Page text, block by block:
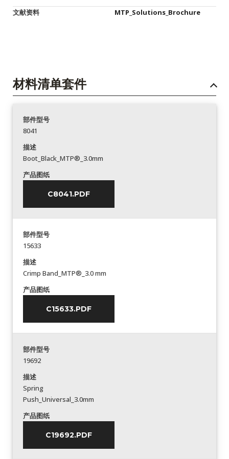
文献资料 MTP_Solutions_Brochure
材料清单套件
部件型号
8041
描述
Boot_Black_MTP®_3.0mm
产品图纸
C8041.PDF
部件型号
15633
描述
Crimp Band_MTP®_3.0 mm
产品图纸
C15633.PDF
部件型号
19692
描述
Spring
Push_Universal_3.0mm
产品图纸
C19692.PDF